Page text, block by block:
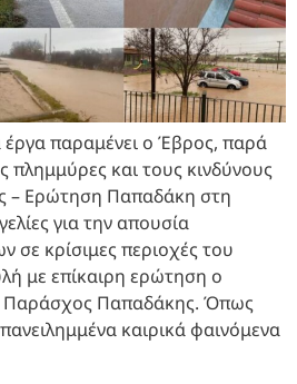
έργα παραμένει ο Έβρος, παρά
πλημμύρες και τους κινδύνους
– Ερώτηση Παπαδάκη στη
για την απουσία
σε κρίσιμες περιοχές του
με επίκαιρη ερώτηση ο
Παράσχος Παπαδάκης. Όπως
καιρικά φαινόμενα